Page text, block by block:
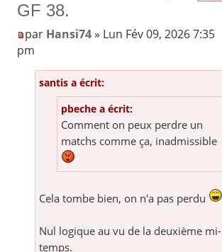
GF 38.
par Hansi74» Lun Fév 09, 2026 7:35
pm
santis a écrit:
pbeche a écrit:
Comment on peux perdre un
matchs comme ça, inadmissible
Cela tombe bien, on n'a pas perdu
Nul logique au vu de la deuxième mi-
temps.